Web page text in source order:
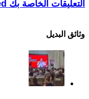
التعليقات الخاصة بك processed
وثائق البدیل